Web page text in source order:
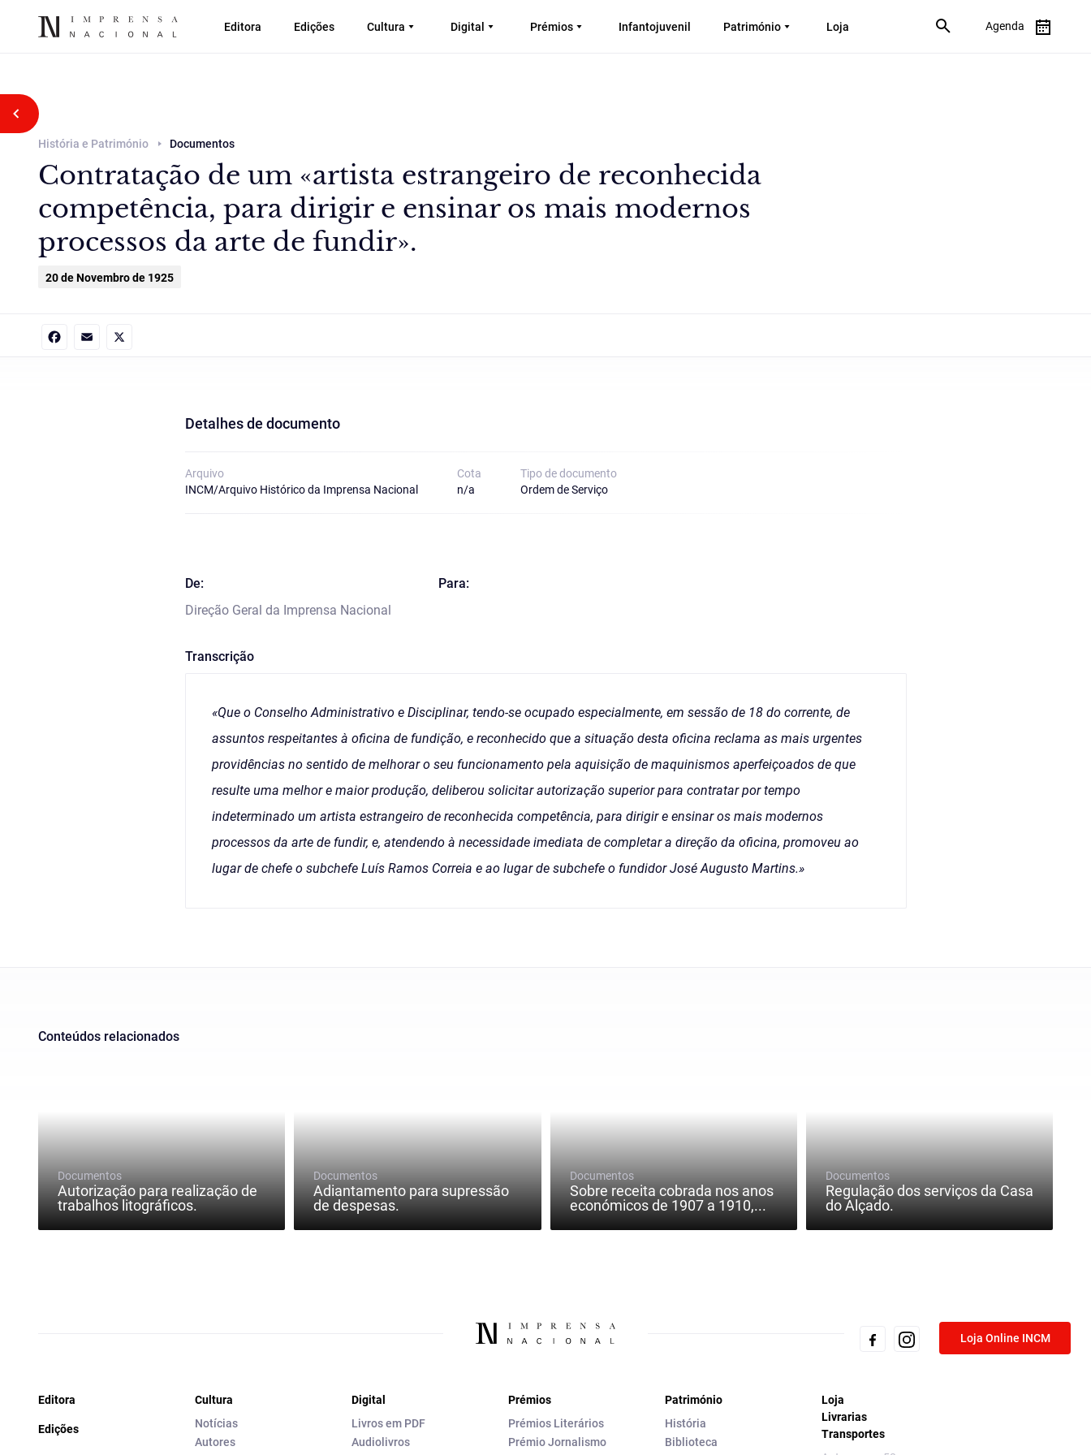
Editora Edições Cultura Digital Prémios Infantojuvenil Património Loja Agenda
Voltar atrás
História e Património Documentos
Contratação de um «artista estrangeiro de reconhecida
competência, para dirigir e ensinar os mais modernos
processos da arte de fundir».
20 de Novembro de 1925
Detalhes de documento
Arquivo
INCM/Arquivo Histórico da Imprensa Nacional
Cota
n/a
Tipo de documento
Ordem de Serviço
De:
Direção Geral da Imprensa Nacional
Para:
Transcrição
«Que o Conselho Administrativo e Disciplinar, tendo-se ocupado especialmente, em sessão de 18 do corrente, de
assuntos respeitantes à oficina de fundição, e reconhecido que a situação desta oficina reclama as mais urgentes
providências no sentido de melhorar o seu funcionamento pela aquisição de maquinismos aperfeiçoados de que
resulte uma melhor e maior produção, deliberou solicitar autorização superior para contratar por tempo
indeterminado um artista estrangeiro de reconhecida competência, para dirigir e ensinar os mais modernos
processos da arte de fundir, e, atendendo à necessidade imediata de completar a direção da oficina, promoveu ao
lugar de chefe o subchefe Luís Ramos Correia e ao lugar de subchefe o fundidor José Augusto Martins.»
Conteúdos relacionados
Documentos
Autorização para realização de
trabalhos litográficos.
Documentos
Adiantamento para supressão
de despesas.
Documentos
Sobre receita cobrada nos anos
económicos de 1907 a 1910,...
Documentos
Regulação dos serviços da Casa
do Alçado.
Loja Online INCM
Editora
Edições
Cultura
Notícias
Autores
Digital
Livros em PDF
Audiolivros
Prémios
Prémios Literários
Prémio Jornalismo
Património
História
Biblioteca
Loja
Livrarias
Transportes